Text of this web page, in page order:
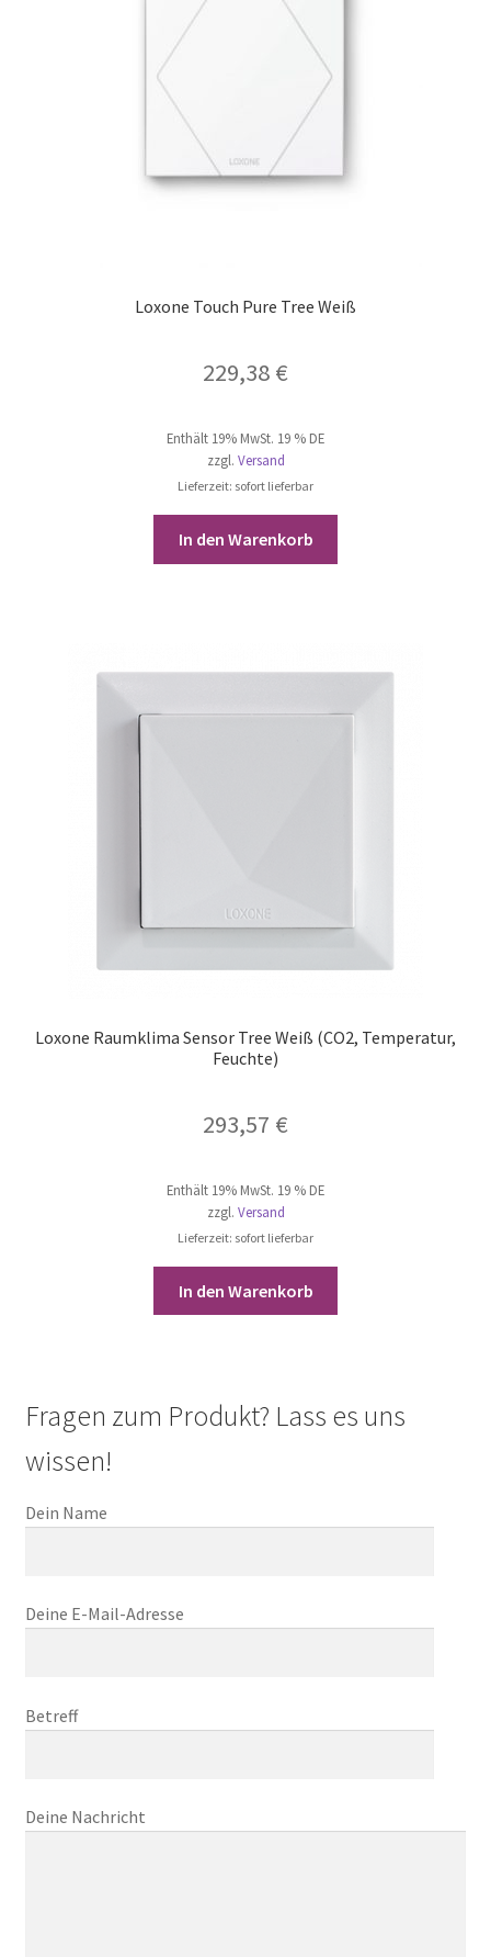
Loxone Touch Pure Tree Weiß
229,38 €
Enthält 19% MwSt. 19 % DE
zzgl. Versand
Lieferzeit: sofort lieferbar
In den Warenkorb
Loxone Raumklima Sensor Tree Weiß (CO2, Temperatur,
Feuchte)
293,57 €
Enthält 19% MwSt. 19 % DE
zzgl. Versand
Lieferzeit: sofort lieferbar
In den Warenkorb
Fragen zum Produkt? Lass es uns
wissen!
Dein Name
Deine E-Mail-Adresse
Betreff
Deine Nachricht